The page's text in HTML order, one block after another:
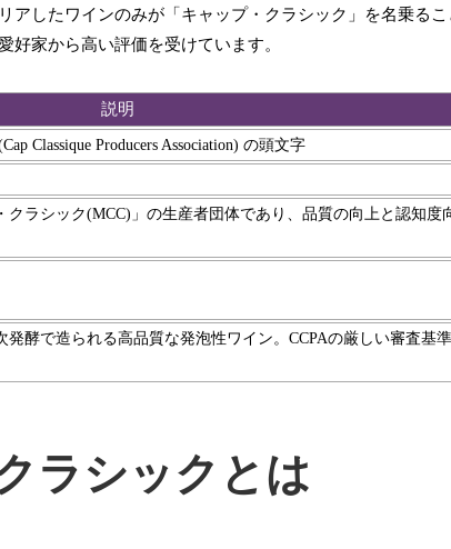
したワインのみが「キャップ・クラシック」を名乗る
家から高い評価を受けています。
説明
Classique Producers Association) の頭文字
ラシック(MCC)」の生産者団体であり、品質の向上と認知度
酵で造られる高品質な発泡性ワイン。CCPAの厳しい審査基
ラシックとは